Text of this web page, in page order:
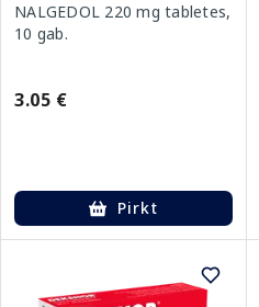
NALGEDOL 220 mg tabletes,
10 gab.
3.05 €
Pirkt